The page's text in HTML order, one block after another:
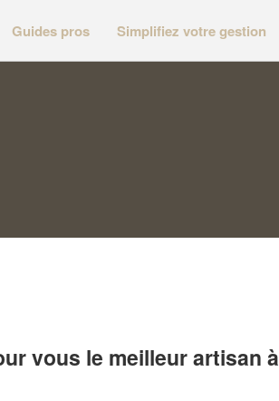
Guides pros Simplifiez votre gestion
vous le meilleur artisan à